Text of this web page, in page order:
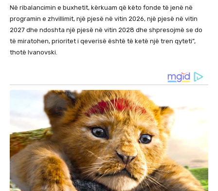
Në ribalancimin e buxhetit, kërkuam që këto fonde të jenë në
programin e zhvillimit, një pjesë në vitin 2026, një pjesë në vitin
2027 dhe ndoshta një pjesë në vitin 2028 dhe shpresojmë se do
të miratohen, prioritet i qeverisë është të ketë një tren qyteti”,
thotë Ivanovski.